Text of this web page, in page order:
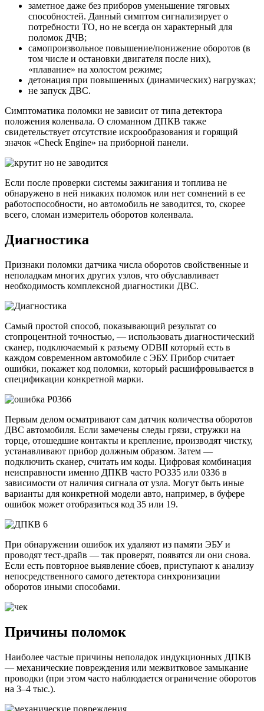
заметное даже без приборов уменьшение тяговых
способностей. Данный симптом сигнализирует о
потребности ТО, но не всегда он характерный для
поломок ДЧВ;
самопроизвольное повышение/понижение оборотов (в
том числе и остановки двигателя после них),
«плавание» на холостом режиме;
детонация при повышенных (динамических) нагрузках;
не запуск ДВС.
Симптоматика поломки не зависит от типа детектора
положения коленвала. О сломанном ДПКВ также
свидетельствует отсутствие искрообразования и горящий
значок «Check Engine» на приборной панели.
Если после проверки системы зажигания и топлива не
обнаружено в ней никаких поломок или нет сомнений в ее
работоспособности, но автомобиль не заводится, то, скорее
всего, сломан измеритель оборотов коленвала.
Диагностика
Признаки поломки датчика числа оборотов свойственные и
неполадкам многих других узлов, что обуславливает
необходимость комплексной диагностики ДВС.
Самый простой способ, показывающий результат со
стопроцентной точностью, — использовать диагностический
сканер, подключаемый к разъему ODBII который есть в
каждом современном автомобиле с ЭБУ. Прибор считает
ошибки, покажет код поломки, который расшифровывается в
спецификации конкретной марки.
Первым делом осматривают сам датчик количества оборотов
ДВС автомобиля. Если замечены следы грязи, стружки на
торце, отошедшие контакты и крепление, производят чистку,
устанавливают прибор должным образом. Затем —
подключить сканер, считать им коды. Цифровая комбинация
неисправности именно ДПКВ часто PO335 или 0336 в
зависимости от наличия сигнала от узла. Могут быть иные
варианты для конкретной модели авто, например, в буфере
ошибок может отобразиться код 35 или 19.
При обнаружении ошибок их удаляют из памяти ЭБУ и
проводят тест-драйв — так проверят, появятся ли они снова.
Если есть повторное выявление сбоев, приступают к анализу
непосредственного самого детектора синхронизации
оборотов иными способами.
Причины поломок
Наиболее частые причины неполадок индукционных ДПКВ
— механические повреждения или межвитковое замыкание
проводки (при этом часто наблюдается ограничение оборотов
на 3–4 тыс.).